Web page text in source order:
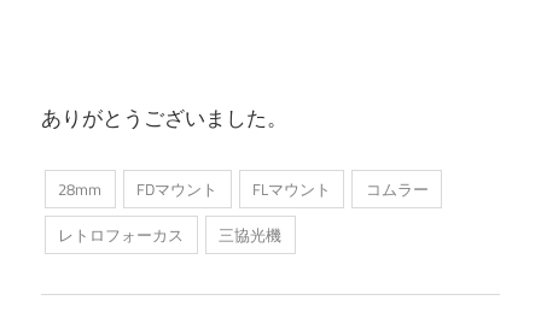
ありがとうございました。
28mm FDマウント FLマウント
コムラー
レトロフォーカス
三協光機